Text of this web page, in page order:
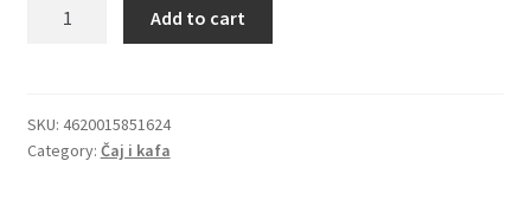
Igračke
Cvece
Richard
čaj
Add to cart
SKU: 4620015851624
Category: Čaj i kafa